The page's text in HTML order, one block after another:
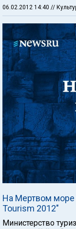
06.02.2012 14:40 //
На Мертвом море
Tourism 2012"
Министерство